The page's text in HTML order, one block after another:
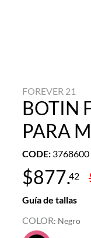
FOREVER 21
BOTIN
PARA
CODE: 3768600
$877.42
Guía de tallas
COLOR: Negro